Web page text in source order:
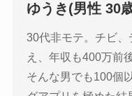
ゆうき(男性 30
30代非モテ。チビ
え、年収も400万前
そんな男でも100個